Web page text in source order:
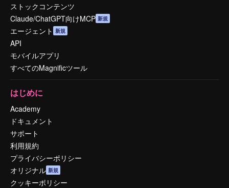
ストックコンテンツ
Claude/ChatGPT向けMCP 新規
エージェント 新規
API
モバイルアプリ
すべてのMagnificツール
はじめに
Academy
ドキュメント
サポート
利用規約
プライバシーポリシー
オリジナル 新規
クッキーポリシー